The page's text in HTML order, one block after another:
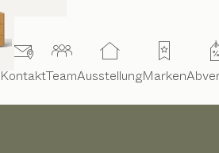
KontaktTeamAusstellungMarken